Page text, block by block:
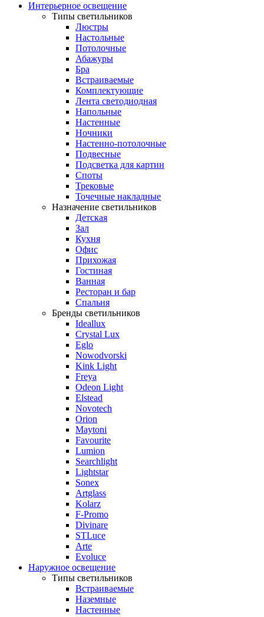
Интерьерное освещение
Типы светильников
Люстры
Настольные
Потолочные
Абажуры
Бра
Встраиваемые
Комплектующие
Лента светодиодная
Напольные
Настенные
Ночники
Настенно-потолочные
Подвесные
Подсветка для картин
Споты
Трековые
Точечные накладные
Назначение светильников
Детская
Зал
Кухня
Офис
Прихожая
Гостиная
Ванная
Ресторан и бар
Спальня
Бренды светильников
Ideallux
Crystal Lux
Eglo
Nowodvorski
Kink Light
Freya
Odeon Light
Elstead
Novotech
Orion
Maytoni
Favourite
Lumion
Searchlight
Lightstar
Sonex
Artglass
Kolarz
F-Promo
Divinare
STLuce
Arte
Evoluce
Наружное освещение
Типы светильников
Встраиваемые
Наземные
Настенные